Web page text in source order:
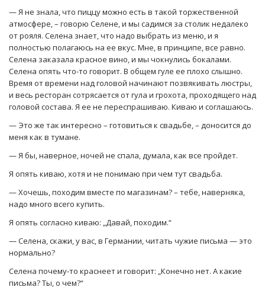
— Я не знала, что пиццу можно есть в такой торжественной
атмосфере, – говорю Селене, и мы садимся за столик недалеко
от рояля. Селена знает, что надо выбрать из меню, и я
полностью полагаюсь на ее вкус. Мне, в принципе, все равно.
Селена заказала красное вино, и мы чокнулись бокалами.
Селена опять что-то говорит. В общем гуле ее плохо слышно.
Время от времени над головой начинают позвякивать люстры,
и весь ресторан сотрясается от гула и грохота, проходящего над
головой состава. Я ее не переспрашиваю. Киваю и соглашаюсь.
— Это же так интересно – готовиться к свадьбе, – доносится до
меня как в тумане.
— Я бы, наверное, ночей не спала, думала, как все пройдет.
Я опять киваю, хотя и не понимаю при чем тут свадьба.
— Хочешь, походим вместе по магазинам? – тебе, наверняка,
надо много всего купить.
Я опять согласно киваю: „Давай, походим.“
— Селена, скажи, у вас, в Германии, читать чужие письма — это
нормально?
Селена почему-то краснеет и говорит: „Конечно нет. А какие
письма? Ты, о чем?“